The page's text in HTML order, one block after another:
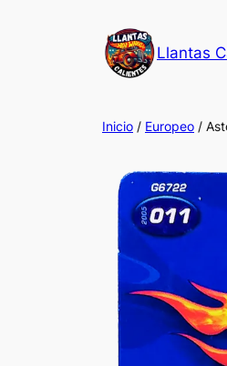
Llantas
Inicio / Europeo /